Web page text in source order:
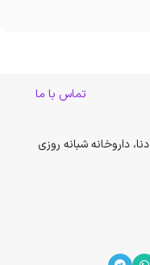
تماس با ما
داروخانه شبانه روزی